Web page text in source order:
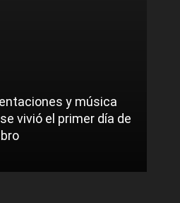
y música
vivió el primer día de